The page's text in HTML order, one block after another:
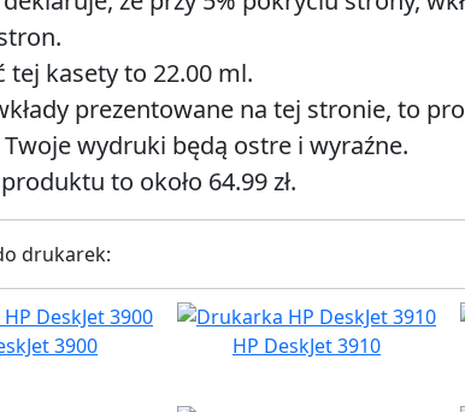
tej kasety to 22.00 ml.
prezentowane na tej stronie, to
wydruki będą ostre i wyraźne.
to około 64.99 zł.
drukarek:
3900 HP DeskJet 3910